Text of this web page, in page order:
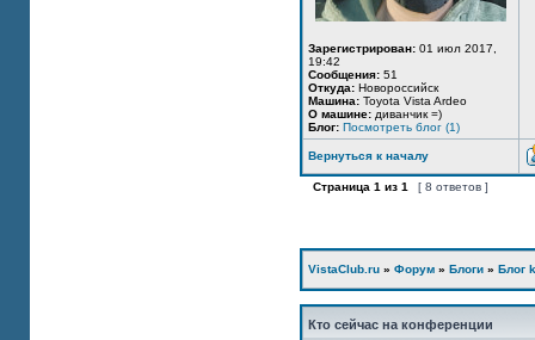
Зарегистрирован: 01 июл 2017,
19:42
Сообщения: 51
Откуда: Новороссийск
Машина: Toyota Vista Ardeo
О машине: диванчик =)
Блог: Посмотреть блог (1)
Вернуться к началу
Страница 1 из 1 [ 8 ответов ]
VistaClub.ru » Форум » Блоги » Блог
Кто сейчас на конференции